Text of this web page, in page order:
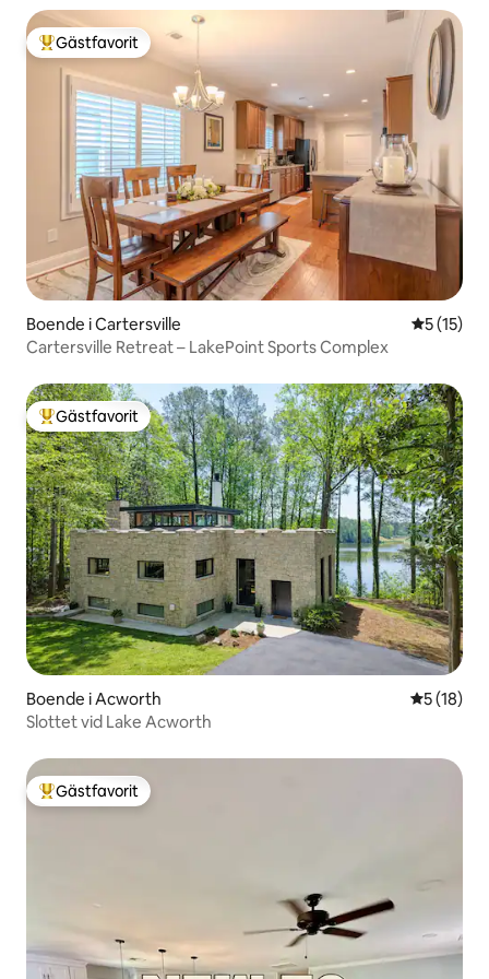
Populär gästfavorit
Gästfavorit
Boende i Cartersville 5 av 5 i
5 (15)
Cartersville Retreat – LakePoint Sports Complex
Populär gästfavorit
Gästfavorit
Boende i Acworth 5 av 5 i
5 (18)
Slottet vid Lake Acworth
Populär gästfavorit
Gästfavorit